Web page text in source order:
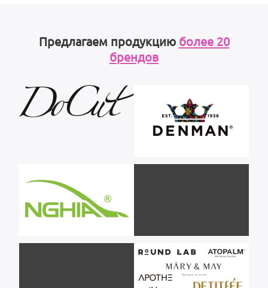
Предлагаем продукцию более 20
брендов